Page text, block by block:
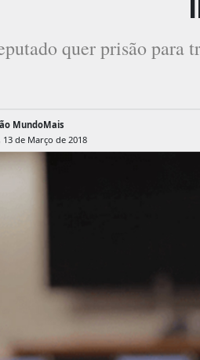
quer prisão para
MundoMais
13 de Março de 2018